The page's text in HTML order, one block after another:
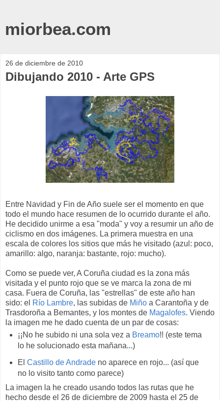
miorbea.com
26 de diciembre de 2010
Dibujando 2010 - Arte GPS
Entre Navidad y Fin de Año suele ser el momento en que
todo el mundo hace resumen de lo ocurrido durante el año.
He decidido unirme a esa "moda" y voy a resumir un año de
ciclismo en dos imágenes. La primera muestra en una
escala de colores los sitios que más he visitado (azul: poco,
amarillo: algo, naranja: bastante, rojo: mucho).
Como se puede ver, A Coruña ciudad es la zona más
visitada y el punto rojo que se ve marca la zona de mi
casa. Fuera de Coruña, las "estrellas" de este año han
sido: el Río Lambre, las subidas de Miño a Carantoña y de
Trasdoroña a Bemantes, y los montes de Magalofes. Viendo
la imagen me he dado cuenta de un par de cosas:
¡¡No he subido ni una sola vez a Breamo!! (este tema
lo he solucionado esta mañana...)
El Castillo de Andradeno aparece en rojo... (así que
no lo visito tanto como parece)
La imagen la he creado usando todos las rutas que he
hecho desde el 26 de diciembre de 2009 hasta el 25 de